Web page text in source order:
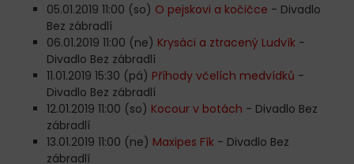
05.01.2019 11:00 (so) O pejskovi a kočičce - Divadlo
Bez zábradlí
06.01.2019 11:00 (ne) Krysáci a ztracený Ludvík -
Divadlo Bez zábradlí
11.01.2019 15:30 (pá) Příhody včelích medvídků -
Divadlo Bez zábradlí
12.01.2019 11:00 (so) Kocour v botách - Divadlo Bez
zábradlí
13.01.2019 11:00 (ne) Maxipes Fík - Divadlo Bez
zábradlí